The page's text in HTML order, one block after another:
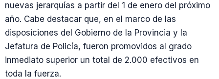
nuevas jerarquías a partir del 1 de enero del próximo
año. Cabe destacar que, en el marco de las
disposiciones del Gobierno de la Provincia y la
Jefatura de Policía, fueron promovidos al grado
inmediato superior un total de 2.000 efectivos en
toda la fuerza.